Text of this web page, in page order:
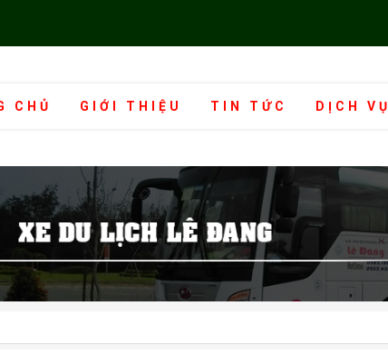
CHỦ GIỚI THIỆU TIN TỨC DỊCH VỤ